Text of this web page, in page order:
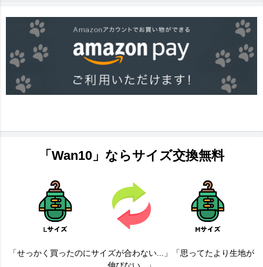
「Wan10」ならサイズ交換無料
「せっかく買ったのにサイズが合わない...」「思ってたより生地が
伸びない...」